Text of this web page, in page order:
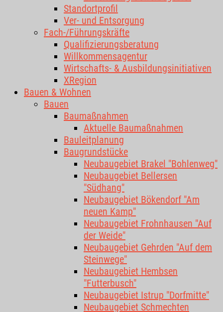
Standortprofil
Ver- und Entsorgung
Fach-/Führungskräfte
Qualifizierungsberatung
Willkommensagentur
Wirtschafts- & Ausbildungsinitiativen
XRegion
Bauen & Wohnen
Bauen
Baumaßnahmen
Aktuelle Baumaßnahmen
Bauleitplanung
Baugrundstücke
Neubaugebiet Brakel "Bohlenweg"
Neubaugebiet Bellersen
"Südhang"
Neubaugebiet Bökendorf "Am
neuen Kamp"
Neubaugebiet Frohnhausen "Auf
der Weide"
Neubaugebiet Gehrden "Auf dem
Steinwege"
Neubaugebiet Hembsen
"Futterbusch"
Neubaugebiet Istrup "Dorfmitte"
Neubaugebiet Schmechten